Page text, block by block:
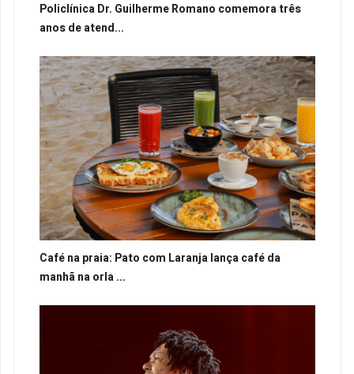
Policlínica Dr. Guilherme Romano comemora três
anos de atend...
Café na praia: Pato com Laranja lança café da
manhã na orla ...